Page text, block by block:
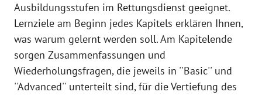
Ausbildungsstufen im Rettungsdienst geeignet.
Lernziele am Beginn jedes Kapitels erklären Ihnen,
was warum gelernt werden soll. Am Kapitelende
sorgen Zusammenfassungen und
Wiederholungsfragen, die jeweils in ''Basic'' und
''Advanced'' unterteilt sind, für die Vertiefung des